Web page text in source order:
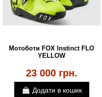
Мотоботи FOX Instinct FLO
YELLOW
23 000 грн.
Додати в кошик